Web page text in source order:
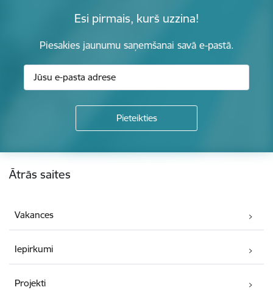
Esi pirmais, kurš uzzina!
Piesakies jaunumu saņemšanai savā e-pastā.
Kājene
Ātrās saites
Vakances
Iepirkumi
Projekti